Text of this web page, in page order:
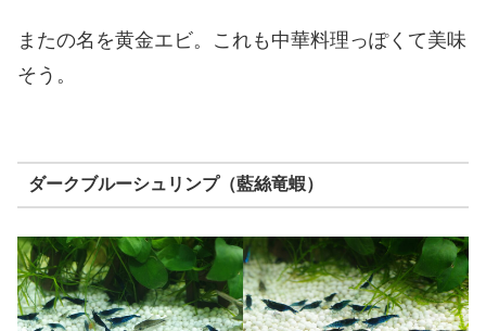
またの名を黄金エビ。これも中華料理っぽくて美味
そう。
ダークブルーシュリンプ（藍絲竜蝦）